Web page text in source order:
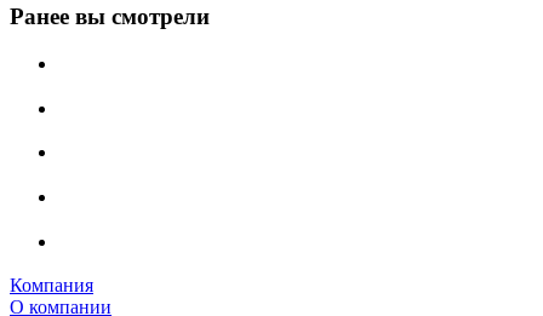
Ранее вы смотрели
Компания
О компании